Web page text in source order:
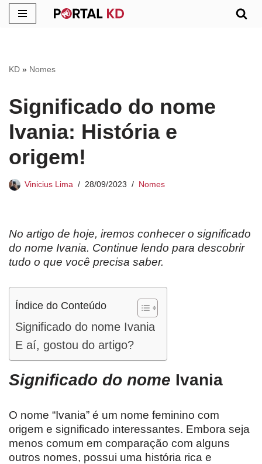
conteúdo
KD » Nomes
Significado do nome
Ivania: História e
origem!
Vinicius Lima 28/09/2023 Nomes
No artigo de hoje, iremos conhecer o significado
do nome Ivania. Continue lendo para descobrir
tudo o que você precisa saber.
Índice do Conteúdo
Significado do nome Ivania
E aí, gostou do artigo?
Significado do nome Ivania
O nome “Ivania” é um nome feminino com
origem e significado interessantes. Embora seja
menos comum em comparação com alguns
outros nomes, possui uma história rica e